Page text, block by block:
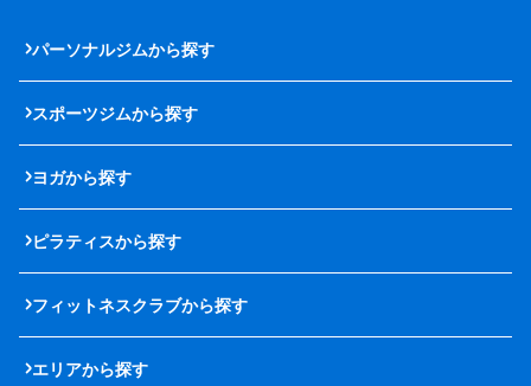
パーソナルジムから探す
スポーツジムから探す
ヨガから探す
ピラティスから探す
フィットネスクラブから探す
エリアから探す